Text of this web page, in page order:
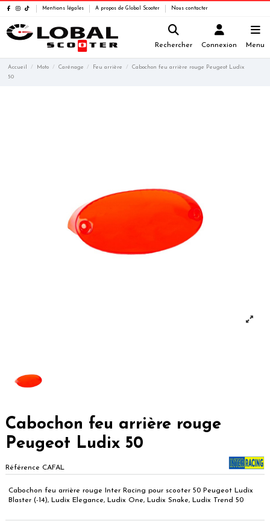
Mentions légales A propos de Global Scooter Nous contacter
Rechercher Connexion Menu
Accueil Moto Carénage Feu arrière
Cabochon feu arrière rouge Peugeot Ludix
50
Cabochon feu arrière rouge
Peugeot Ludix 50
Référence CAFAL
Cabochon feu arrière rouge Inter Racing pour scooter 50 Peugeot Ludix
Blaster (-14), Ludix Elegance, Ludix One, Ludix Snake, Ludix Trend 50